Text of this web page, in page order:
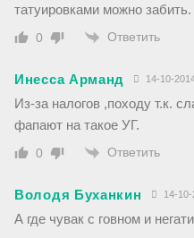
татуировками можно
0 Ответить
Инесса Арманд 14-10-
Из-за налогов ,походу т.к.
фапают на такое УГ.
0 Ответить
Володя Буханкин 14-
А где чувак с говном и